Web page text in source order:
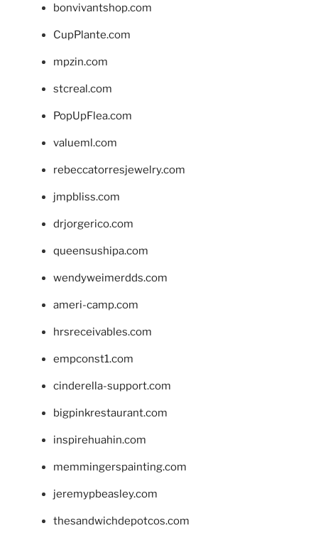
bonvivantshop.com
CupPlante.com
mpzin.com
stcreal.com
PopUpFlea.com
valueml.com
rebeccatorresjewelry.com
jmpbliss.com
drjorgerico.com
queensushipa.com
wendyweimerdds.com
ameri-camp.com
hrsreceivables.com
empconst1.com
cinderella-support.com
bigpinkrestaurant.com
inspirehuahin.com
memmingerspainting.com
jeremypbeasley.com
thesandwichdepotcos.com